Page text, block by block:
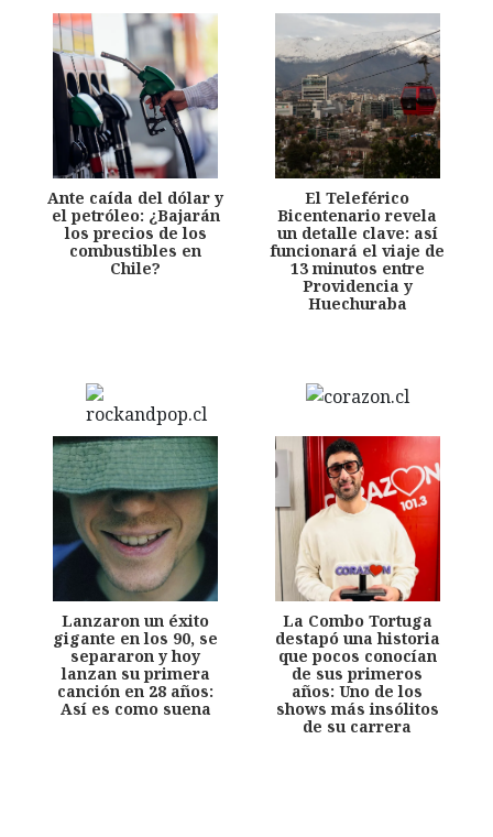
Ante caída del dólar y
el petróleo: ¿Bajarán
los precios de los
combustibles en
Chile?
El Teleférico
Bicentenario revela
un detalle clave: así
funcionará el viaje de
13 minutos entre
Providencia y
Huechuraba
Lanzaron un éxito
gigante en los 90, se
separaron y hoy
lanzan su primera
canción en 28 años:
Así es como suena
La Combo Tortuga
destapó una historia
que pocos conocían
de sus primeros
años: Uno de los
shows más insólitos
de su carrera